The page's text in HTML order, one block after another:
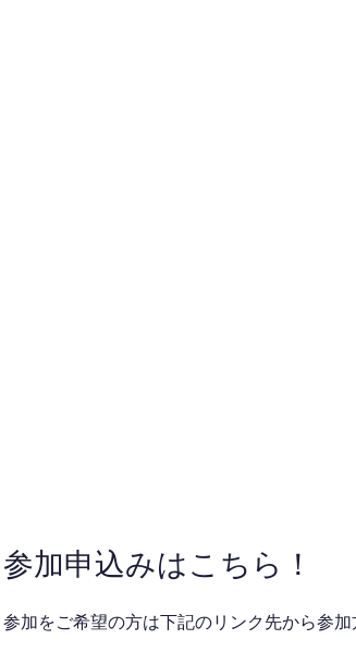
参加申込みはこちら！
参加をご希望の方は下記のリンク先から参